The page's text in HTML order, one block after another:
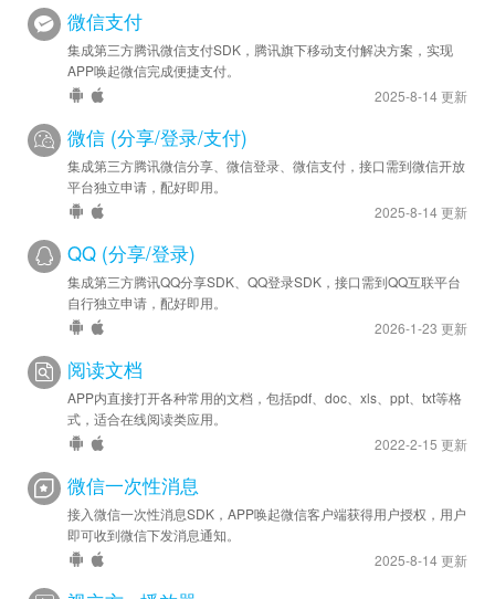
微信支付
集成第三方腾讯微信支付SDK，腾讯旗下移动支付解决方案，实现
APP唤起微信完成便捷支付。
2025-8-14 更新
微信 (分享/登录/支付)
集成第三方腾讯微信分享、微信登录、微信支付，接口需到微信开放
平台独立申请，配好即用。
2025-8-14 更新
QQ (分享/登录)
集成第三方腾讯QQ分享SDK、QQ登录SDK，接口需到QQ互联平台
自行独立申请，配好即用。
2026-1-23 更新
阅读文档
APP内直接打开各种常用的文档，包括pdf、doc、xls、ppt、txt等格
式，适合在线阅读类应用。
2022-2-15 更新
微信一次性消息
接入微信一次性消息SDK，APP唤起微信客户端获得用户授权，用户
即可收到微信下发消息通知。
2025-8-14 更新